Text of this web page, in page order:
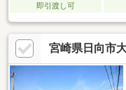
即引渡し可
宮崎県日向市